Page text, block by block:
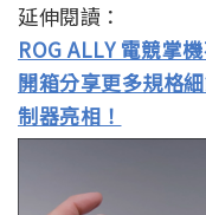
延伸閱讀：
ROG ALLY 電競掌
開箱分享更多規格
制器亮相！